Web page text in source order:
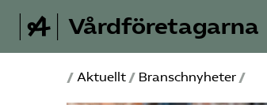
Vårdföretagarna
/ Aktuellt / Branschnyheter /